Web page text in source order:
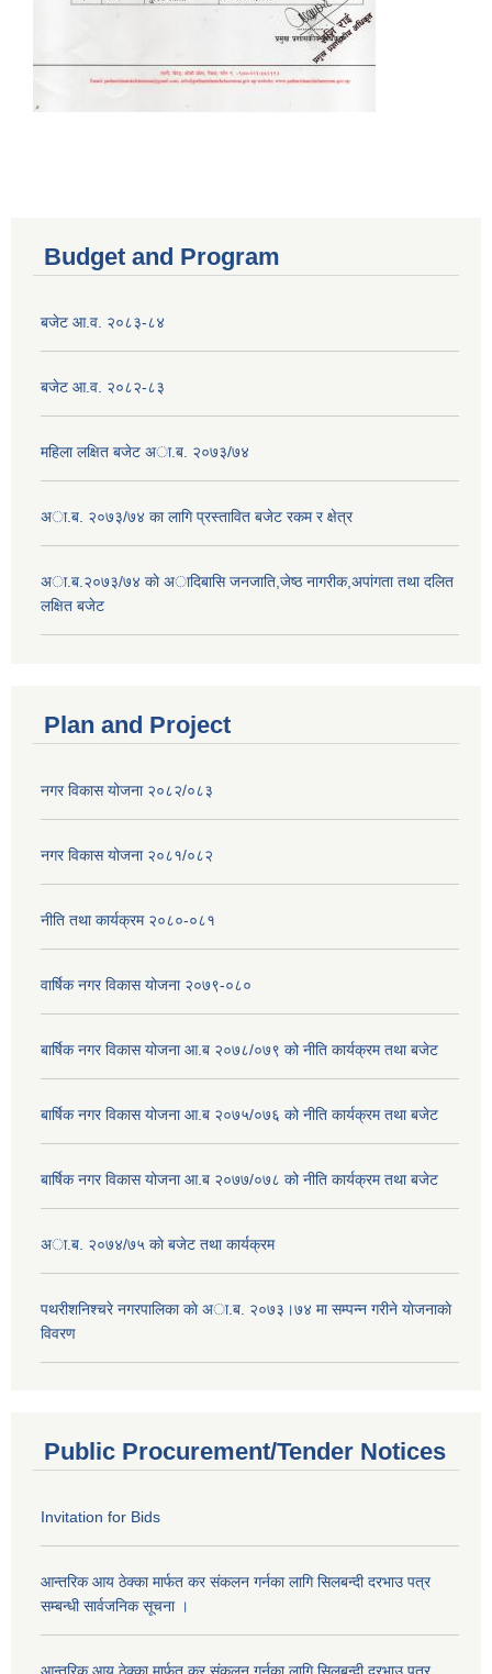
Budget and Program
बजेट आ.व. २०८३-८४
बजेट आ.व. २०८२-८३
महिला लक्षित बजेट अा.ब. २०७३/७४
अा.ब. २०७३/७४ का लागि प्रस्तावित बजेट रकम र क्षेत्र
अा.ब.२०७३/७४ काे अादिबासि जनजाति,जेष्ठ नागरीक,अपांगता तथा दलित
लक्षित बजेट
Plan and Project
नगर विकास योजना २०८२/०८३
नगर विकास योजना २०८१/०८२
नीति तथा कार्यक्रम २०८०-०८१
वार्षिक नगर विकास योजना २०७९-०८०
बार्षिक नगर विकास योजना आ.ब २०७८/०७९ को नीति कार्यक्रम तथा बजेट
बार्षिक नगर विकास योजना आ.ब २०७५/०७६ को नीति कार्यक्रम तथा बजेट
बार्षिक नगर विकास योजना आ.ब २०७७/०७८ को नीति कार्यक्रम तथा बजेट
अा.ब. २०७४/७५ काे बजेट तथा कार्यक्रम
पथरीशनिश्चरे नगरपालिका काे अा.ब. २०७३।७४ मा सम्पन्न गरीने याेजनाकाे
विवरण
Public Procurement/Tender Notices
Invitation for Bids
आन्तरिक आय ठेक्का मार्फत कर संकलन गर्नका लागि सिलबन्दी दरभाउ पत्र
सम्बन्धी सार्वजनिक सूचना ।